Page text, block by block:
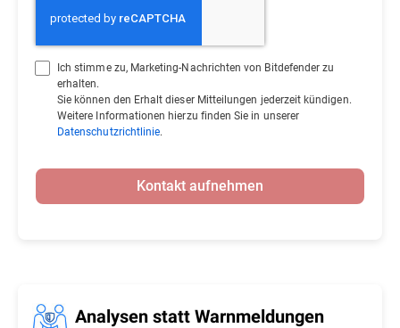
Analysen statt Warnmeldungen
Ich stimme zu, Marketing-Nachrichten von Bitdefender zu
erhalten.
Sie können den Erhalt dieser Mitteilungen jederzeit kündigen.
Weitere Informationen hierzu finden Sie in unserer
Datenschutzrichtlinie.
Kontakt aufnehmen